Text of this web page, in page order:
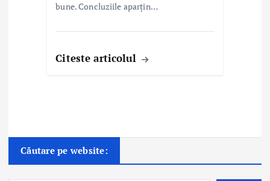
bune. Concluziile aparțin…
Citeste articolul
Căutare pe website: